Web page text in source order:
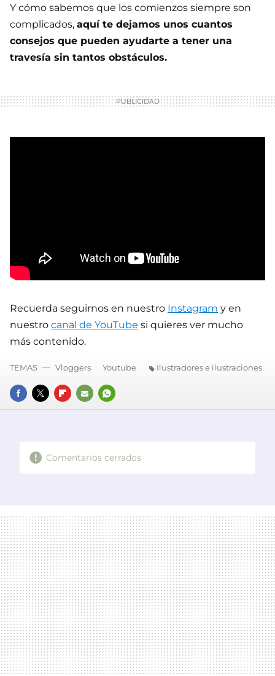
Y cómo sabemos que los comienzos siempre son
complicados, aquí te dejamos unos cuantos
consejos que pueden ayudarte a tener una
travesía sin tantos obstáculos.
Recuerda seguirnos en nuestro Instagram y en
nuestro canal de YouTube si quieres ver mucho
más contenido.
FACEBOOK
TWITTERFLIPBOARD
E-
WHATSAPP
TEMAS Vloggers Youtube Ilustradores e ilustraciones
Comentarios cerrados